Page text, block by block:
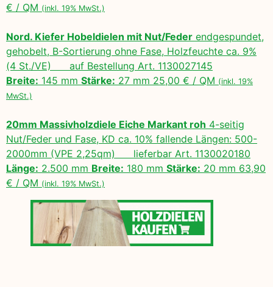
€ / QM (inkl. 19% MwSt.)
Nord. Kiefer Hobeldielen mit Nut/Feder endgespundet,
gehobelt, B-Sortierung ohne Fase, Holzfeuchte ca. 9%
(4 St./VE) auf Bestellung Art. 1130027145
Breite: 145 mm Stärke: 27 mm 25,00 € / QM (inkl. 19%
MwSt.)
20mm Massivholzdiele Eiche Markant roh 4-seitig
Nut/Feder und Fase, KD ca. 10% fallende Längen: 500-
2000mm (VPE 2,25qm) lieferbar Art. 1130020180
Länge: 2.500 mm Breite: 180 mm Stärke: 20 mm 63,90
€ / QM (inkl. 19% MwSt.)